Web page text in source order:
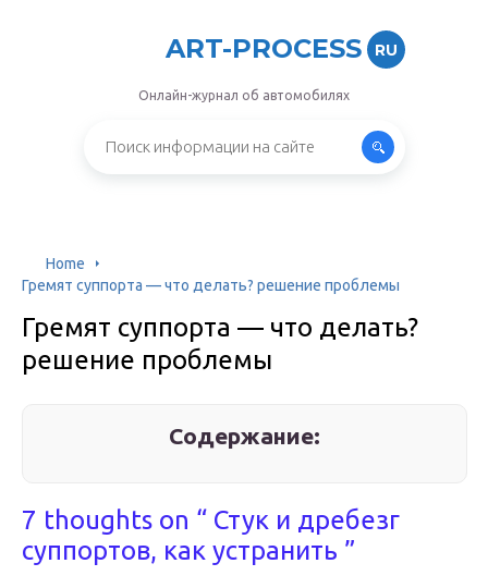
ART-PROCESS RU
Онлайн-журнал об автомобилях
Home
Гремят суппорта — что делать? решение проблемы
Гремят суппорта — что делать?
решение проблемы
Содержание:
7 thoughts on “ Стук и дребезг
суппортов, как устранить ”